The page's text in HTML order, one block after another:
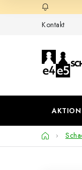
Inhalt
Kontakt
AKTION
Startseite